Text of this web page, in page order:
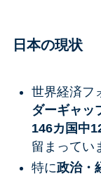
日本の現状
世界経済フ
ダーギャッ
146カ国中
留まってい
特に政治・